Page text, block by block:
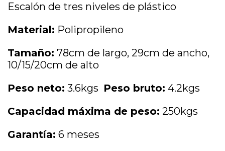
Escalón de tres niveles de plástico
Material: Polipropileno
Tamaño: 78cm de largo, 29cm de ancho,
10/15/20cm de alto
Peso neto: 3.6kgs Peso bruto: 4.2kgs
Capacidad máxima de peso: 250kgs
Garantía: 6 meses